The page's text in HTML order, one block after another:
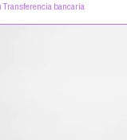
Transferencia bancaria